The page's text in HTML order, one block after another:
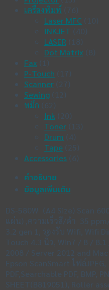
ชิ้นเครื่องพิมพ์ (76)
Laser MFC (10)
INKJET (40)
LASER (18)
Dot Matrix (8)
Fax (1)
P-Touch (17)
Scanner (27)
Sewing (12)
หมึก (62)
Ink (20)
Toner (13)
Drum (4)
Tape (25)
Accessories (6)
คำอธิบาย
ข้อมูลเพิ่มเติม
DS-580W (A4 Size) Scan
แผ่น) ,ความเร็วสี/ดำ 35
3.2 gen 1, รองรับ Wifi, Wifi
Touch 4.3 นิ้ว, Win7 / 8 /
2008 / Server 2012 and
Epson ScanSmart ไฟล์
PDF,Searchable PDF, BMP,
SHEET(B819051), Roller